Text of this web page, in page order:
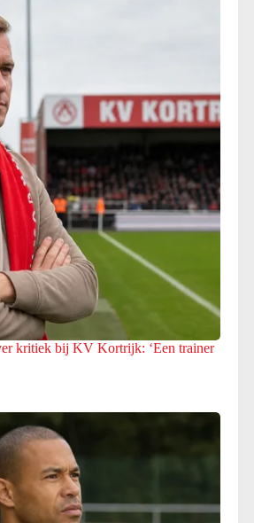
kritiek bij KV Kortrijk: ‘Een trainer